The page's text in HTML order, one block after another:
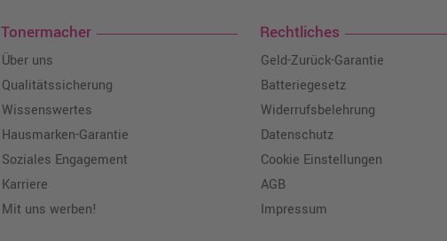
Tonermacher
Über uns
Qualitätssicherung
Wissenswertes
Hausmarken-Garantie
Soziales Engagement
Karriere
Mit uns werben!
Rechtliches
Geld-Zurück-Garantie
Batteriegesetz
Widerrufsbelehrung
Datenschutz
Cookie Einstellungen
AGB
Impressum